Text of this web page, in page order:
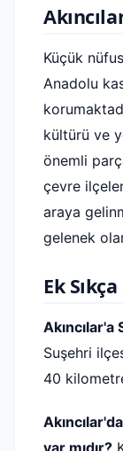
Küçük
Anadolu
kültürü ve
önemli
çevre
araya
gelenek
Ek
Suşehri
40